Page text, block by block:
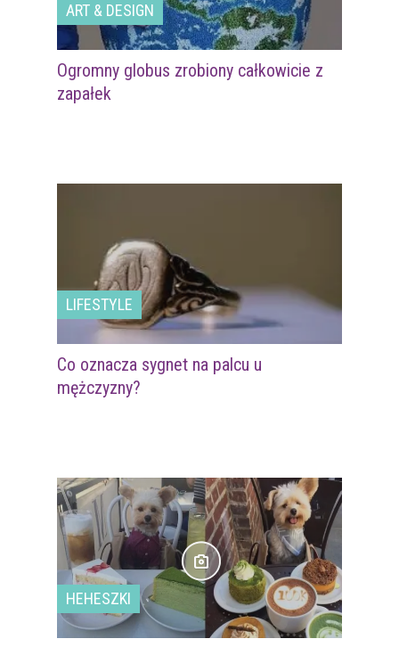
ART & DESIGN
Ogromny globus zrobiony całkowicie z
zapałek
LIFESTYLE
Co oznacza sygnet na palcu u
mężczyzny?
HEHESZKI